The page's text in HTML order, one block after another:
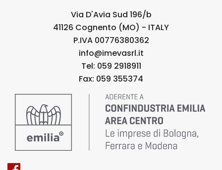
Via D'Avia Sud 196/b
41126 Cognento (MO) - ITALY
P.IVA 00776380362
info@imevasrl.it
Tel: 059 2918911
Fax: 059 355374